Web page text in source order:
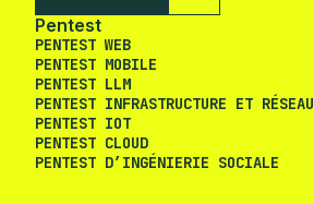
Pentest
PENTEST WEB
PENTEST MOBILE
PENTEST LLM
PENTEST INFRASTRUCTURE ET RÉSEAU
PENTEST IOT
PENTEST CLOUD
PENTEST D’INGÉNIERIE SOCIALE